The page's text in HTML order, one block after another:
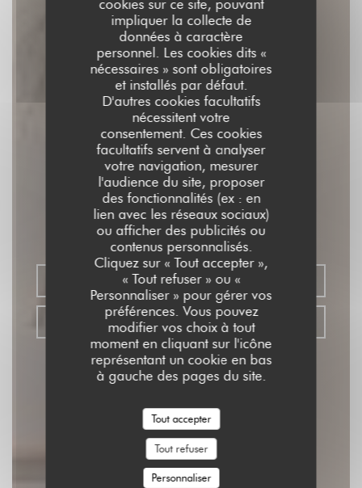
cookies sur ce site, pouvant
impliquer la collecte de
données à caractère
personnel. Les cookies dits «
nécessaires » sont obligatoires
et installés par défaut.
D'autres cookies facultatifs
nécessitent votre
consentement. Ces cookies
facultatifs servent à analyser
votre navigation, mesurer
l'audience du site, proposer
des fonctionnalités (ex : en
lien avec les réseaux sociaux)
ou afficher des publicités ou
contenus personnalisés.
Cliquez sur « Tout accepter »,
« Tout refuser » ou «
Personnaliser » pour gérer vos
préférences. Vous pouvez
modifier vos choix à tout
moment en cliquant sur l'icône
représentant un cookie en bas
à gauche des pages du site.
Tout accepter
Tout refuser
Personnaliser
SOYA CANTINE BIO
RESTAURANT VÉGÉTALIEN|PARIS
RÉSERVER
VENTE À EMPORTER